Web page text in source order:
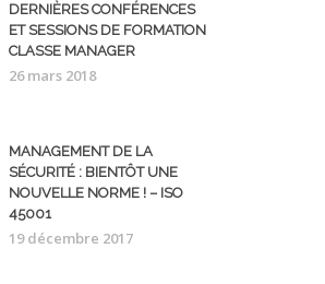
DERNIÈRES CONFÉRENCES
ET SESSIONS DE FORMATION
CLASSE MANAGER
26 mars 2018
MANAGEMENT DE LA
SÉCURITÉ : BIENTÔT UNE
NOUVELLE NORME ! – ISO
45001
19 décembre 2017